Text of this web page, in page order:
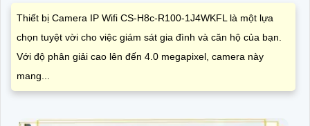
Thiết bị Camera IP Wifi CS-H8c-R100-1J4WKFL là một lựa
chọn tuyệt vời cho việc giám sát gia đình và căn hộ của bạn.
Với độ phân giải cao lên đến 4.0 megapixel, camera này
mang...